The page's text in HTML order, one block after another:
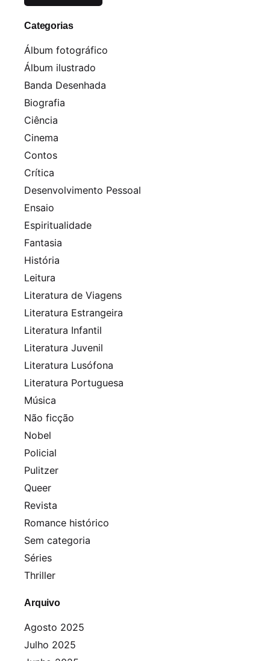
Categorias
Álbum fotográfico
Álbum ilustrado
Banda Desenhada
Biografia
Ciência
Cinema
Contos
Crítica
Desenvolvimento Pessoal
Ensaio
Espiritualidade
Fantasia
História
Leitura
Literatura de Viagens
Literatura Estrangeira
Literatura Infantil
Literatura Juvenil
Literatura Lusófona
Literatura Portuguesa
Música
Não ficção
Nobel
Policial
Pulitzer
Queer
Revista
Romance histórico
Sem categoria
Séries
Thriller
Arquivo
Agosto 2025
Julho 2025